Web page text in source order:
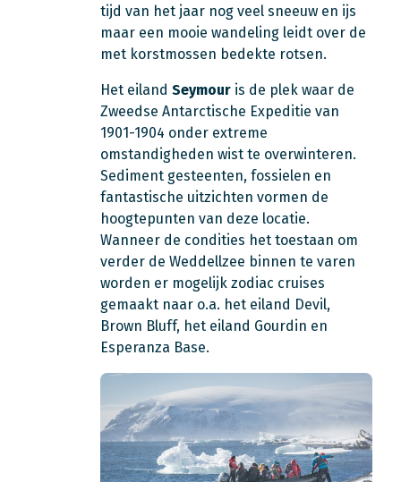
tijd van het jaar nog veel sneeuw en ijs
maar een mooie wandeling leidt over de
met korstmossen bedekte rotsen.
Het eiland Seymour is de plek waar de
Zweedse Antarctische Expeditie van
1901-1904 onder extreme
omstandigheden wist te overwinteren.
Sediment gesteenten, fossielen en
fantastische uitzichten vormen de
hoogtepunten van deze locatie.
Wanneer de condities het toestaan om
verder de Weddellzee binnen te varen
worden er mogelijk zodiac cruises
gemaakt naar o.a. het eiland Devil,
Brown Bluff, het eiland Gourdin en
Esperanza Base.